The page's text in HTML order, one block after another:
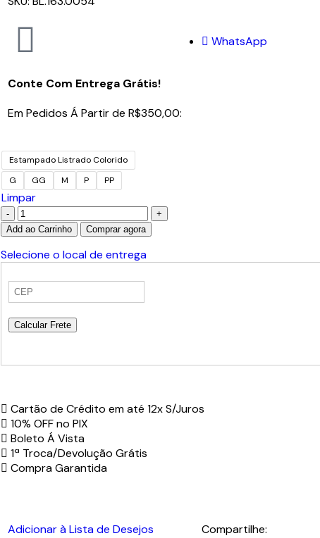
Conte Com Entrega Grátis!
Em Pedidos Á Partir de R$350,00:
WhatsApp
Estampado Listrado Colorido
G
GG M P PP
Limpar
Add ao Carrinho Comprar agora
Selecione o local de entrega
Calcular Frete
Cartão de Crédito em até 12x S/Juros
10% OFF no PIX
Boleto Á Vista
1ª Troca/Devolução Grátis
Compra Garantida
Adicionar à Lista de Desejos Compartilhe: